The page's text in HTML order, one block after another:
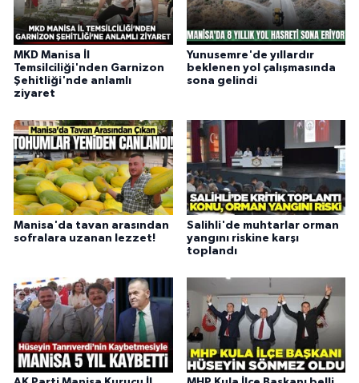
MKD Manisa İl
Temsilciliği'nden Garnizon
Şehitliği'nde anlamlı
ziyaret
Yunusemre'de yıllardır
beklenen yol çalışmasında
sona gelindi
Manisa'da tavan arasından
sofralara uzanan lezzet!
Salihli'de muhtarlar orman
yangını riskine karşı
toplandı